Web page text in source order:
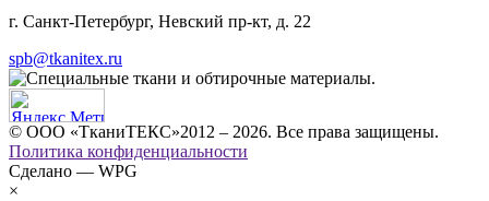
г. Санкт-Петербург, Невский пр-кт, д. 22
spb@tkanitex.ru
© ООО «ТканиТЕКС»2012 – 2026. Все права защищены.
Политика конфиденциальности
Сделано — WPG
×